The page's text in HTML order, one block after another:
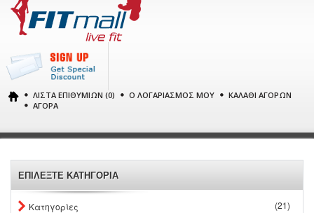
ΛΊΣΤΑ ΕΠΙΘΥΜΙΏΝ (0) Ο ΛΟΓΑΡΙΑΣΜΌΣ ΜΟΥ
ΚΑΛΆΘΙ ΑΓΟΡΏΝ
ΑΓΟΡΆ
ΕΠΙΛΕΞΤΕ ΚΑΤΗΓΟΡΙΑ
Κατηγορίες (21)